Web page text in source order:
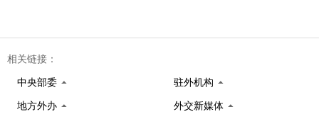
相关链接：
中央部委 驻外机构
地方外办 外交新媒体